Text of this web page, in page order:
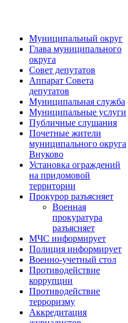
Муниципальный округ
Глава муниципального
округа
Совет депутатов
Аппарат Совета
депутатов
Муниципальная служба
Муниципальные услуги
Публичные слушания
Почетные жители
муниципального округа
Внуково
Установка ограждений
на придомовой
территории
Прокурор разъясняет
Военная
прокуратура
разъясняет
МЧС информирует
Полиция информирует
Военно-учетный стол
Противодействие
коррупции
Противодействие
терроризму
Аккредитация